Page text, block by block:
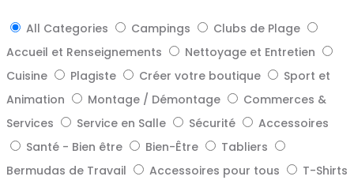
All Categories Campings
Clubs de Plage
Accueil et Renseignements
Nettoyage et Entretien
Cuisine
Plagiste Créer votre boutique
Sport et
Animation
Montage / Démontage
Commerces &
Services
Service en Salle Sécurité
Accessoires
Santé - Bien être
Bien-Être
Tabliers
Bermudas de Travail
Accessoires pour tous
T-Shirts